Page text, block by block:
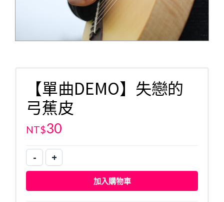
【單曲DEMO】失戀的
弓蕉皮
NT$30
-
【單
曲
DEMO】
+
加入購物車